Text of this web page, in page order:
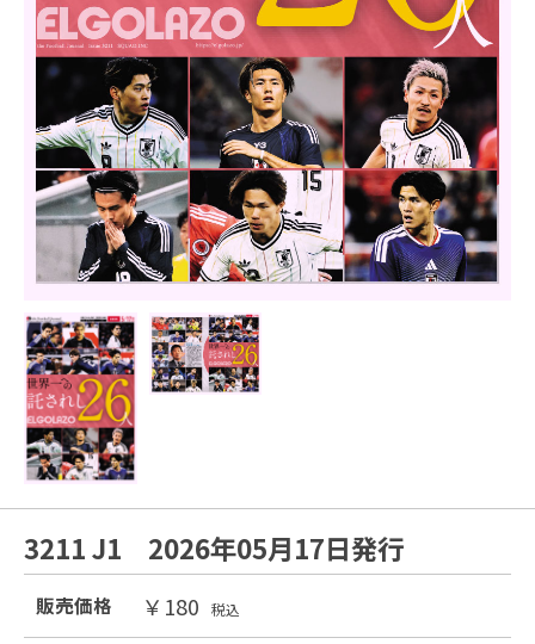
3211 J1 2026年05月17日発行
販売価格 ￥180 税込